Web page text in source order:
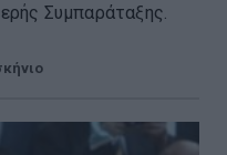
Συμπαράταξης.